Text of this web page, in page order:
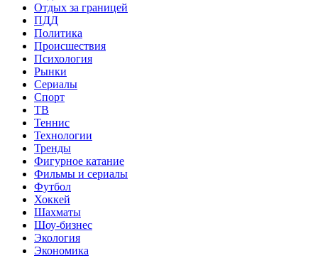
Отдых за границей
ПДД
Политика
Происшествия
Психология
Рынки
Сериалы
Спорт
ТВ
Теннис
Технологии
Тренды
Фигурное катание
Фильмы и сериалы
Футбол
Хоккей
Шахматы
Шоу-бизнес
Экология
Экономика